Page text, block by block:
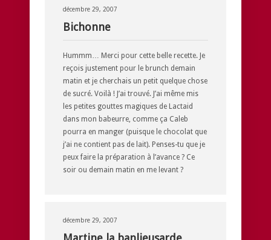
décembre 29, 2007
Bichonne
Hummm… Merci pour cette belle recette. Je
reçois justement pour le brunch demain
matin et je cherchais un petit quelque chose
de sucré. Voilà ! J’ai trouvé. J’ai même mis
les petites gouttes magiques de Lactaid
dans mon babeurre, comme ça Caleb
pourra en manger (puisque le chocolat que
j’ai ne contient pas de lait). Penses-tu que je
peux faire la préparation à l’avance ? Ce
soir ou demain matin en me levant ?
décembre 29, 2007